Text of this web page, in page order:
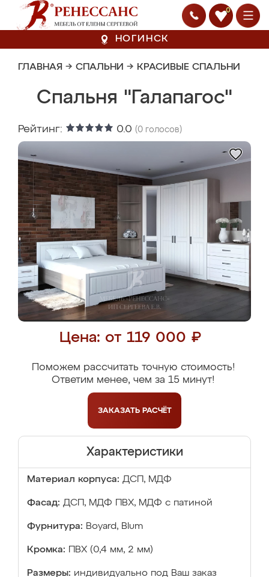
0
НОГИНСК
ГЛАВНАЯ → СПАЛЬНИ → КРАСИВЫЕ СПАЛЬНИ
Спальня "Галапагос"
Рейтинг: 0.0 (0 голосов)
Цена: от 119 000 ₽
Поможем рассчитать точную стоимость!
Ответим менее, чем за 15 минут!
ЗАКАЗАТЬ РАСЧЁТ
Характеристики
Материал корпуса: ДСП, МДФ
Фасад: ДСП, МДФ ПВХ, МДФ с патиной
Фурнитура: Boyard, Blum
Кромка: ПВХ (0,4 мм, 2 мм)
Размеры: индивидуально под Ваш заказ